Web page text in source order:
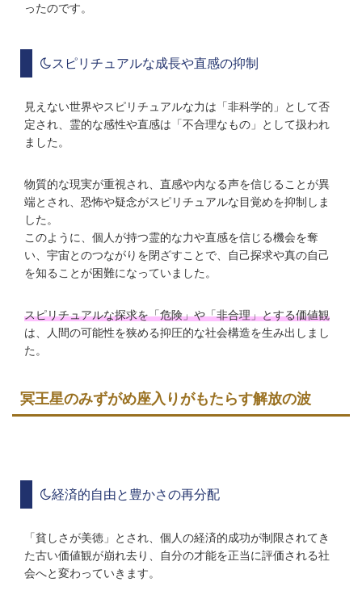
ったのです。
スピリチュアルな成長や直感の抑制
見えない世界やスピリチュアルな力は「非科学的」として否
定され、霊的な感性や直感は「不合理なもの」として扱われ
ました。
物質的な現実が重視され、直感や内なる声を信じることが異
端とされ、恐怖や疑念がスピリチュアルな目覚めを抑制しま
した。
このように、個人が持つ霊的な力や直感を信じる機会を奪
い、宇宙とのつながりを閉ざすことで、自己探求や真の自己
を知ることが困難になっていました。
スピリチュアルな探求を「危険」や「非合理」とする価値観
は、人間の可能性を狭める抑圧的な社会構造を生み出しまし
た。
冥王星のみずがめ座入りがもたらす解放の波
経済的自由と豊かさの再分配
「貧しさが美徳」とされ、個人の経済的成功が制限されてき
た古い価値観が崩れ去り、自分の才能を正当に評価される社
会へと変わっていきます。